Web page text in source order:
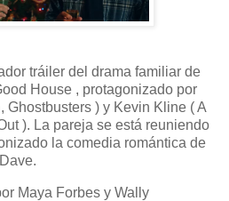
tráiler del drama familiar de
House , protagonizado por
Ghostbusters ) y Kevin Kline ( A
). La pareja se está reuniendo
la comedia romántica de
Maya Forbes y Wally